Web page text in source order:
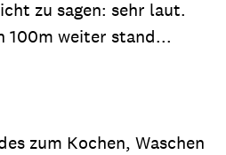
zu sagen: sehr laut.
100m weiter stand...
zum Kochen, Waschen